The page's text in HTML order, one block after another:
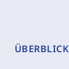
ÜBERBLICK